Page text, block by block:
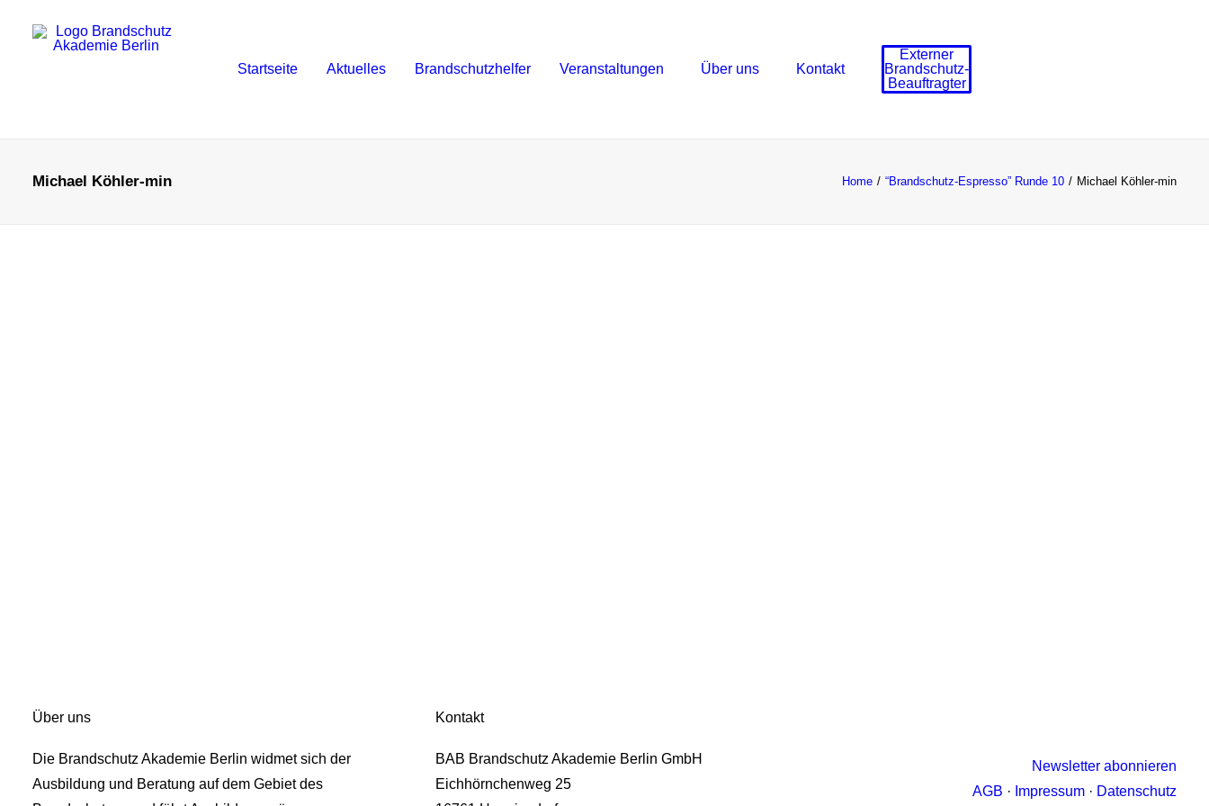
Startseite Aktuelles Brandschutzhelfer Veranstaltungen Über uns Kontakt
Externer
Brandschutz-
Beauftragter
Michael Köhler-min Home “Brandschutz-Espresso” Runde 10 Michael Köhler-min
Über uns
Die Brandschutz Akademie Berlin widmet sich der
Ausbildung und Beratung auf dem Gebiet des
Kontakt
BAB Brandschutz Akademie Berlin GmbH
Eichhörnchenweg 25
Newsletter abonnieren
AGB · Impressum · Datenschutz